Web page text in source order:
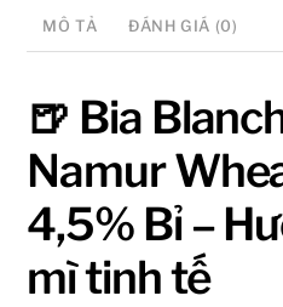
MÔ TẢ ĐÁNH GIÁ (0)
🍺 Bia
Namur
4,5% Bỉ –
mì tinh tế